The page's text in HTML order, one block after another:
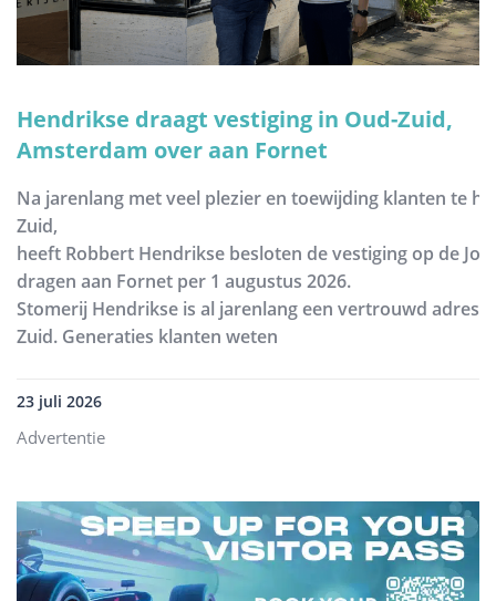
Hendrikse draagt vestiging in Oud-Zuid,
Amsterdam over aan Fornet
Na jarenlang met veel plezier en toewijding klanten te
Zuid,
heeft Robbert Hendrikse besloten de vestiging op de
dragen aan Fornet per 1 augustus 2026.
Stomerij Hendrikse is al jarenlang een vertrouwd adres
Zuid. Generaties klanten weten
23 juli 2026
Advertentie